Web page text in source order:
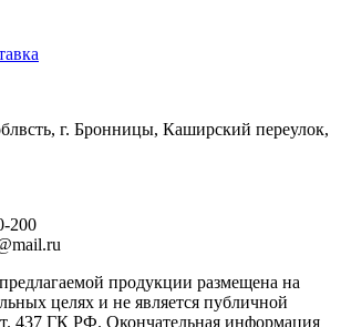
г. Бронницы, Каширский переулок,
200
продукции размещена на
целях и не является публичной
437 ГК РФ. Окончательная информация